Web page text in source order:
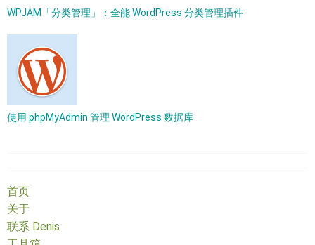
WPJAM「分类管理」：全能 WordPress 分类管理插件
使用 phpMyAdmin 管理 WordPress 数据库
首页
关于
联系 Denis